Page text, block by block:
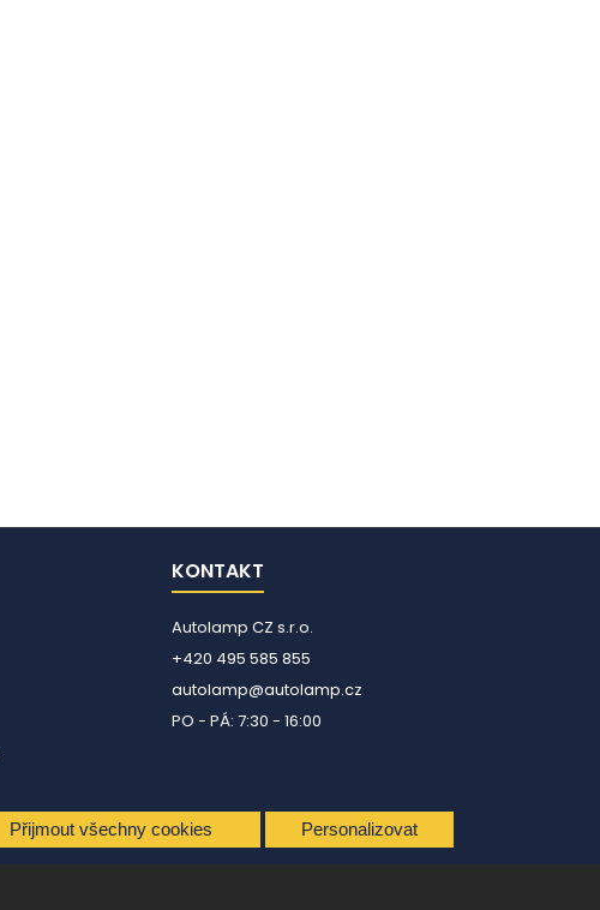
Přijmout všechny cookies Personalizovat
KONTAKT
Autolamp CZ s.r.o.
+420 495 585 855
autolamp@autolamp.cz
PO - PÁ: 7:30 - 16:00